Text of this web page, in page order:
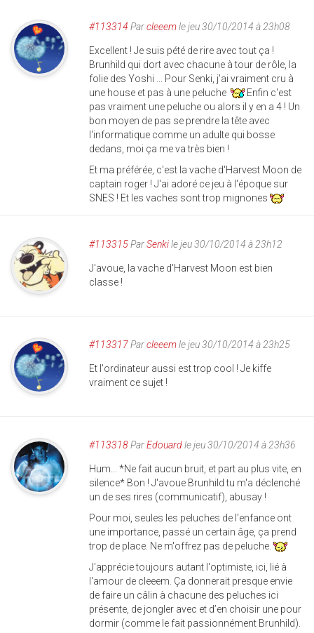
#113314 Parcleeemle jeu 30/10/2014 à 23h08
Excellent ! Je suis pété de rire avec tout ça !
Brunhild qui dort avec chacune à tour de rôle, la
folie des Yoshi ... Pour Senki, j'ai vraiment cru à
une house et pas à une peluche
Enfin c'est
pas vraiment une peluche ou alors il y en a 4 ! Un
bon moyen de pas se prendre la tête avec
l'informatique comme un adulte qui bosse
dedans, moi ça me va très bien !
Et ma préférée, c'est la vache d'Harvest Moon de
captain roger ! J'ai adoré ce jeu à l'époque sur
SNES ! Et les vaches sont trop mignones
#113315ParSenkile jeu 30/10/2014 à 23h12
J'avoue, la vache d'Harvest Moon est bien
classe !
#113317Parcleeemle jeu 30/10/2014 à 23h25
Et l'ordinateur aussi est trop cool ! Je kiffe
vraiment ce sujet !
#113318ParEdouardle jeu 30/10/2014 à 23h36
Hum... *Ne fait aucun bruit, et part au plus vite, en
silence* Bon ! J'avoue Brunhild tu m'a déclenché
un de ses rires (communicatif), abusay !
Pour moi, seules les peluches de l'enfance ont
une importance, passé un certain âge, ça prend
trop de place. Ne m'offrez pas de peluche.
J'apprécie toujours autant l'optimiste, ici, lié à
l'amour de cleeem. Ça donnerait presque envie
de faire un câlin à chacune des peluches ici
présente, de jongler avec et d’en choisir une pour
dormir (comme le fait passionnément Brunhild).